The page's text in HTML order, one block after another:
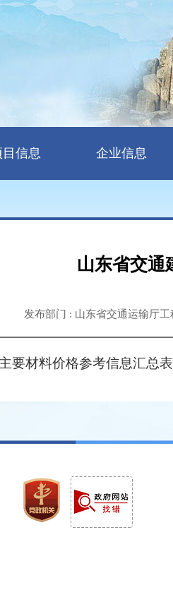
目信息 企业信息
山东省交通
发布部门 : 山东省交通运输厅
要材料价格参考信息汇总